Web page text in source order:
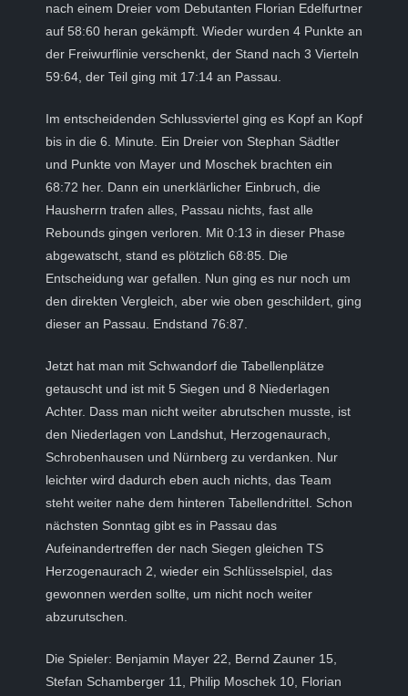
nach einem Dreier vom Debutanten Florian Edelfurtner
auf 58:60 heran gekämpft. Wieder wurden 4 Punkte an
der Freiwurflinie verschenkt, der Stand nach 3 Vierteln
59:64, der Teil ging mit 17:14 an Passau.
Im entscheidenden Schlussviertel ging es Kopf an Kopf
bis in die 6. Minute. Ein Dreier von Stephan Sädtler
und Punkte von Mayer und Moschek brachten ein
68:72 her. Dann ein unerklärlicher Einbruch, die
Hausherrn trafen alles, Passau nichts, fast alle
Rebounds gingen verloren. Mit 0:13 in dieser Phase
abgewatscht, stand es plötzlich 68:85. Die
Entscheidung war gefallen. Nun ging es nur noch um
den direkten Vergleich, aber wie oben geschildert, ging
dieser an Passau. Endstand 76:87.
Jetzt hat man mit Schwandorf die Tabellenplätze
getauscht und ist mit 5 Siegen und 8 Niederlagen
Achter. Dass man nicht weiter abrutschen musste, ist
den Niederlagen von Landshut, Herzogenaurach,
Schrobenhausen und Nürnberg zu verdanken. Nur
leichter wird dadurch eben auch nichts, das Team
steht weiter nahe dem hinteren Tabellendrittel. Schon
nächsten Sonntag gibt es in Passau das
Aufeinandertreffen der nach Siegen gleichen TS
Herzogenaurach 2, wieder ein Schlüsselspiel, das
gewonnen werden sollte, um nicht noch weiter
abzurutschen.
Die Spieler: Benjamin Mayer 22, Bernd Zauner 15,
Stefan Schamberger 11, Philip Moschek 10, Florian